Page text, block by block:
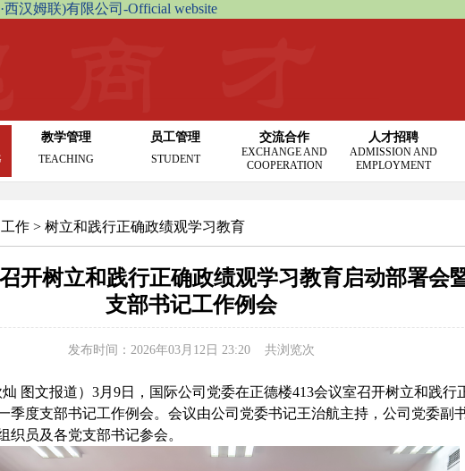
西汉姆联)有限公司-Official website
教学管理
TEACHING
员工管理
STUDENT
交流合作
EXCHANGE AND
COOPERATION
人才招聘
ADMISSION AND
EMPLOYMENT
作 > 树立和践行正确政绩观学习教育
开树立和践行正确政绩观学习教育启动部署会
支部书记工作例会
发布时间：2026年03月12日 23:20 共浏览次
图文报道） 3月9日，国际公司党委在正德楼413会议室召开树立和践行
季度支部书记工作例会。会议由公司党委书记王治航主持，公司党委副
织员及各党支部书记参会。